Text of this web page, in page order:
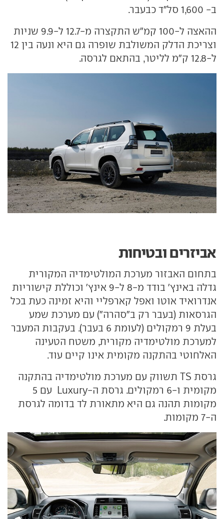
ב- 1,600 סל"ד כבעבר.
ההאצה ל-100 קמ"ש התקצרה מ-12.7 ל-9.9 שניות
וצריכת הדלק המשולבת שופרה גם היא ונעה בין 12
ל-12.8 ק"מ לליטר, בהתאם לגרסה.
אביזרים ובטיחות
בתחום האבזור מערכת המולטימדיה המקורית
גדלה באינץ' בודד מ-8 ל-9 אינץ' וכוללת קישוריות
אנדרואיד אוטו ואפל קארפליי והיא זמינה כעת בכל
הגרסאות (בעבר רק ב"סהרה") עם מערכת שמע
בעלת 9 רמקולים (לעומת 6 בעבר). בעקבות המעבר
למערכת מולטימדיה מקורית, משטח הטעינה
האלחוטי בהתקנה מקומית אינו קיים עוד.
גרסת TS תשווק עם מערכת מולטימדיה בהתקנה
מקומית ו-6 רמקולים. גרסת ה-Luxury עם 5
מקומות תהנה גם היא מתאורת לד בדומה לגרסת
ה-7 מקומות.